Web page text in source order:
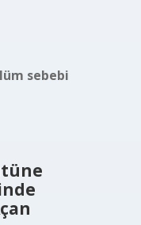
sebebi